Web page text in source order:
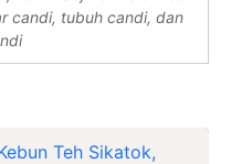
candi, tubuh candi, dan
Teh Sikatok,